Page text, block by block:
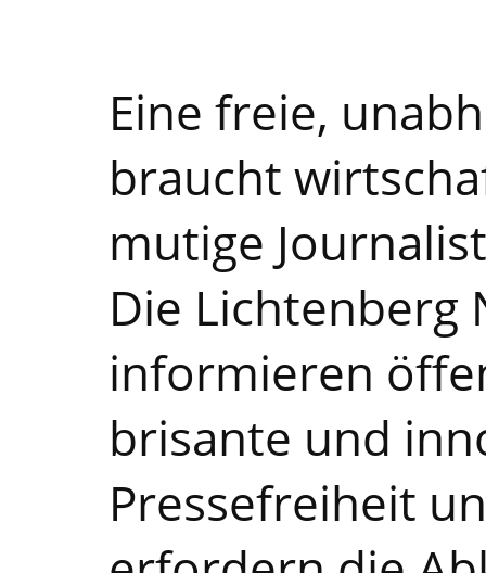
Eine freie,
braucht
mutige
Die Lichtenberg
informieren
brisante und
Pressefreiheit